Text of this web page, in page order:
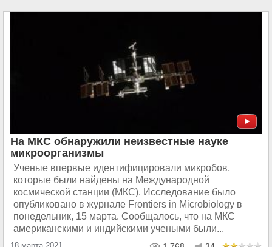
На МКС обнаружили неизвестные науке
микроорганизмы
Ученые впервые идентифицировали микробов,
которые были найдены на Международной
космической станции (МКС). Исследование было
опубликовано в журнале Frontiers in Microbiology в
понедельник, 15 марта. Сообщалось, что на МКС
американскими и индийскими учеными были...